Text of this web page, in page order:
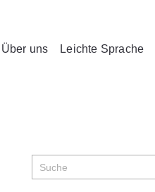
Über uns Leichte Sprache